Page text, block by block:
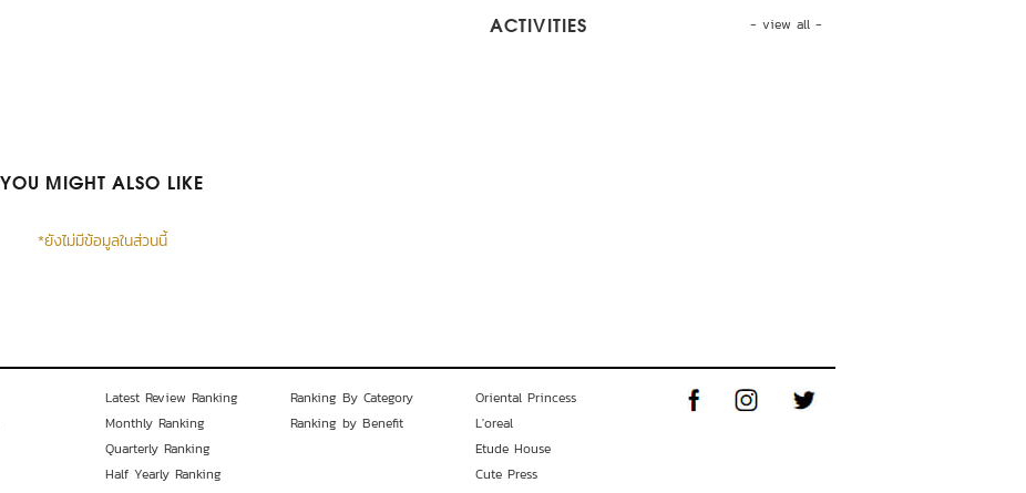
YOU MIGHT ALSO LIKE
*ยังไม่มีข้อมูลในส่วนนี้
- view all -
ACTIVITIES
Latest Review Ranking
Monthly Ranking
Quarterly Ranking
Half Yearly Ranking
Ranking By Category
Ranking by Benefit
Oriental Princess
L'oreal
Etude House
Cute Press